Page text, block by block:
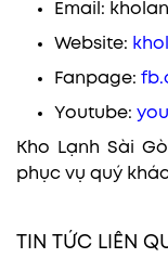
Email:
Website:
Fanpage:
Youtube:
Kho Lạnh Sài
phục vụ quý
TIN TỨC LIÊN